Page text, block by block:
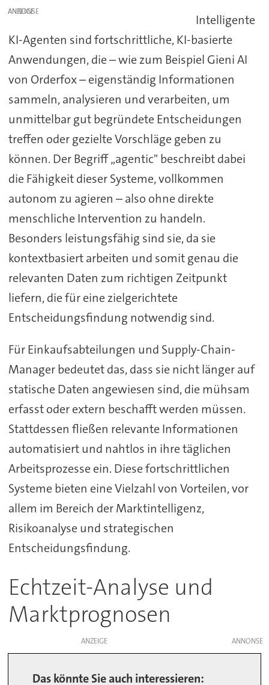
ANZEIGE
Intelligente
KI-Agenten sind fortschrittliche, KI-basierte
Anwendungen, die – wie zum Beispiel Gieni AI
von Orderfox – eigenständig Informationen
sammeln, analysieren und verarbeiten, um
unmittelbar gut begründete Entscheidungen
treffen oder gezielte Vorschläge geben zu
können. Der Begriff „agentic" beschreibt dabei
die Fähigkeit dieser Systeme, vollkommen
autonom zu agieren – also ohne direkte
menschliche Intervention zu handeln.
Besonders leistungsfähig sind sie, da sie
kontextbasiert arbeiten und somit genau die
relevanten Daten zum richtigen Zeitpunkt
liefern, die für eine zielgerichtete
Entscheidungsfindung notwendig sind.
Für Einkaufsabteilungen und Supply-Chain-
Manager bedeutet das, dass sie nicht länger auf
statische Daten angewiesen sind, die mühsam
erfasst oder extern beschafft werden müssen.
Stattdessen fließen relevante Informationen
automatisiert und nahtlos in ihre täglichen
Arbeitsprozesse ein. Diese fortschrittlichen
Systeme bieten eine Vielzahl von Vorteilen, vor
allem im Bereich der Marktintelligenz,
Risikoanalyse und strategischen
Entscheidungsfindung.
Echtzeit-Analyse und
Marktprognosen
ANZEIGE
Das könnte Sie auch interessieren: